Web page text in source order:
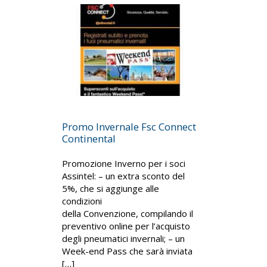
Promo Invernale Fsc Connect
Continental
Promozione Inverno per i soci
Assintel: – un extra sconto del
5%, che si aggiunge alle
condizioni
della Convenzione, compilando il
preventivo online per l’acquisto
degli pneumatici invernali; – un
Week-end Pass che sarà inviata
[…]